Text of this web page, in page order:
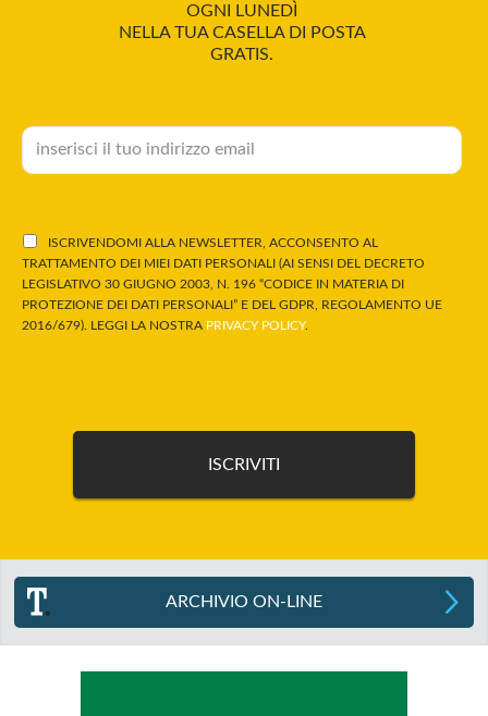
OGNI LUNEDÌ
NELLA TUA CASELLA DI POSTA
GRATIS.
ISCRIVENDOMI ALLA NEWSLETTER, ACCONSENTO AL
TRATTAMENTO DEI MIEI DATI PERSONALI (AI SENSI DEL DECRETO
LEGISLATIVO 30 GIUGNO 2003, N. 196 “CODICE IN MATERIA DI
PROTEZIONE DEI DATI PERSONALI” E DEL GDPR, REGOLAMENTO UE
2016/679). LEGGI LA NOSTRA PRIVACY POLICY.
ARCHIVIO ON-LINE